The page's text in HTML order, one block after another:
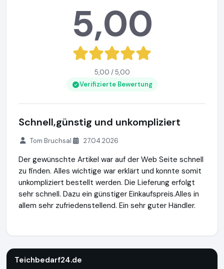
5,00
5,00 / 5,00
Verifizierte Bewertung
Schnell,günstig und unkompliziert
Tom Bruchsal 27.04.2026
Der gewünschte Artikel war auf der Web Seite schnell
zu finden. Alles wichtige war erklärt und konnte somit
unkompliziert bestellt werden. Die Lieferung erfolgt
sehr schnell. Dazu ein günstiger Einkaufspreis.Alles in
allem sehr zufriedenstellend. Ein sehr guter Händler.
Teichbedarf24.de